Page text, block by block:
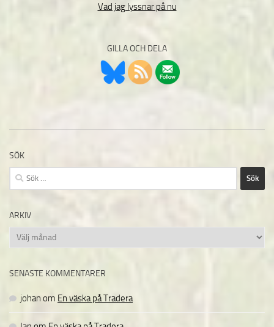
Vad jag lyssnar på nu
GILLA OCH DELA
SÖK
Sök
efter:
ARKIV
Arkiv
SENASTE KOMMENTARER
johan om En väska på Tradera